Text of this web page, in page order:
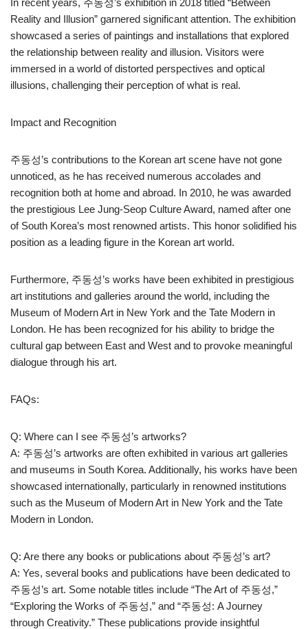
Reality and Illusion” garnered significant attention. The exhibition
showcased a series of paintings and installations that explored
the relationship between reality and illusion. Visitors were
immersed in a world of distorted perspectives and optical
illusions, challenging their perception of what is real.
Impact and Recognition
주동성’s contributions to the Korean art scene have not gone
unnoticed, as he has received numerous accolades and
recognition both at home and abroad. In 2010, he was awarded
the prestigious Lee Jung-Seop Culture Award, named after one
of South Korea’s most renowned artists. This honor solidified his
position as a leading figure in the Korean art world.
Furthermore, 주동성’s works have been exhibited in prestigious
art institutions and galleries around the world, including the
Museum of Modern Art in New York and the Tate Modern in
London. He has been recognized for his ability to bridge the
cultural gap between East and West and to provoke meaningful
dialogue through his art.
FAQs:
Q: Where can I see 주동성’s artworks?
A: 주동성’s artworks are often exhibited in various art galleries
and museums in South Korea. Additionally, his works have been
showcased internationally, particularly in renowned institutions
such as the Museum of Modern Art in New York and the Tate
Modern in London.
Q: Are there any books or publications about 주동성’s art?
A: Yes, several books and publications have been dedicated to
주동성’s art. Some notable titles include “The Art of 주동성,”
“Exploring the Works of 주동성,” and “주동성: A Journey
through Creativity.” These publications provide insightful